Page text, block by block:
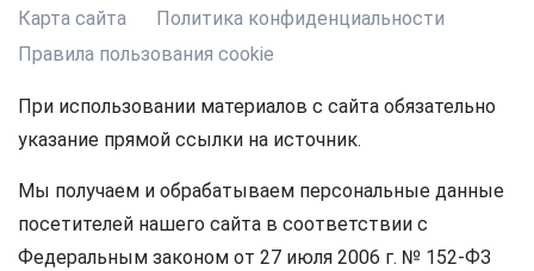
Карта сайта
Политика конфиденциальности
Правила пользования cookie
При использовании материалов с сайта обязательно
указание прямой ссылки на источник.
Мы получаем и обрабатываем персональные данные
посетителей нашего сайта в соответствии с
Федеральным законом от 27 июля 2006 г. № 152-ФЗ